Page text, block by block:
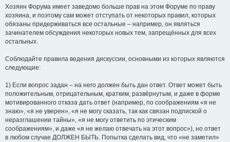
Хозяин Форума имеет заведомо больше прав на этом Форуме по праву
хозяина, и поэтому сам может отступать от некоторых правил, которых
обязаны придерживаться все остальные – например, он являться
зачинателем обсуждения некоторых новых тем, запрещённых для всех
остальных.
Соблюдайте правила ведения дискуссии, основными из которых являются
следующие:
1) Если вопрос задан – на него должен быть дан ответ. Ответ может быть
положительным, отрицательным, кратким, развёрнутым, и даже в форме
мотивированного отказа дать ответ (например, по соображениям «я не
знаю», «я не уверен», «я не могу сказать, так как связан подпиской о
неразглашении тайны», «я не могу ответить по этическим
соображениям», и даже «я не желаю отвечать на этот вопрос»), но ответ
в любом случае ДОЛЖЕН БЫТЬ. Попытка сделать вид, что «не заметил»